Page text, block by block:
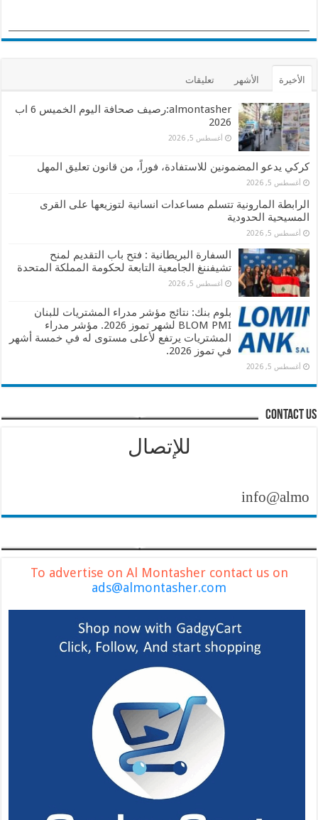
الأخيرة الأشهر تعليقات
almontasher:رصيف صحافة اليوم الخميس 6 اب
2026
أغسطس 5, 2026
كركي يدعو المضمونين للاستفادة، فوراً، من قانون تعليق المهل
أغسطس 5, 2026
الرابطة المارونية تتسلم مساعدات انسانية لتوزيعها على القرى
المسيحية الحدودية
أغسطس 5, 2026
السفارة البريطانية : فتح باب التقديم لمنح
تشيفننغ الجامعية التابعة لحكومة المملكة المتحدة
أغسطس 5, 2026
بلوم بنك: نتائج مؤشر مدراء المشتريات للبنان
BLOM PMI لشهر تموز 2026. مؤشر مدراء
المشتريات يرتفع لأعلى مستوى له في خمسة أشهر
في تموز 2026.
أغسطس 5, 2026
contact us
للإتصال
To advertise on Al Montasher contact us on
ads@almontasher.com